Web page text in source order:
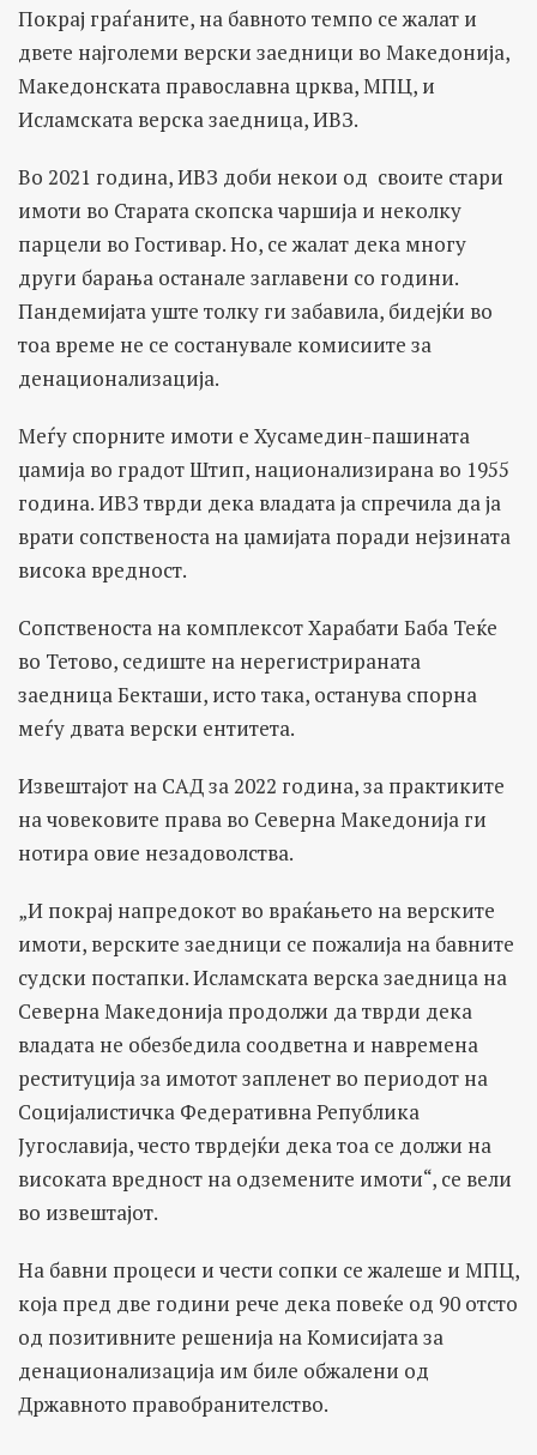
Покрај граѓаните, на бавното темпо се жалат и
двете најголеми верски заедници во Македонија,
Македонската православна црква, МПЦ, и
Исламската верска заедница, ИВЗ.
Во 2021 година, ИВЗ доби некои од своите стари
имоти во Старата скопска чаршија и неколку
парцели во Гостивар. Но, се жалат дека многу
други барања останале заглавени со години.
Пандемијата уште толку ги забавила, бидејќи во
тоа време не се состанувале комисиите за
денационализација.
Меѓу спорните имоти е Хусамедин-пашината
џамија во градот Штип, национализирана во 1955
година. ИВЗ тврди дека владата ја спречила да ја
врати сопственоста на џамијата поради нејзината
висока вредност.
Сопственоста на комплексот Харабати Баба Теќе
во Тетово, седиште на нерегистрираната
заедница Бекташи, исто така, останува спорна
меѓу двата верски ентитета.
Извештајот на САД за 2022 година, за практиките
на човековите права во Северна Македонија ги
нотира овие незадоволства.
„И покрај напредокот во враќањето на верските
имоти, верските заедници се пожалија на бавните
судски постапки. Исламската верска заедница на
Северна Македонија продолжи да тврди дека
владата не обезбедила соодветна и навремена
реституција за имотот запленет во периодот на
Социјалистичка Федеративна Република
Југославија, често тврдејќи дека тоа се должи на
високата вредност на одземените имоти“, се вели
во извештајот.
На бавни процеси и чести сопки се жалеше и МПЦ,
која пред две години рече дека повеќе од 90 отсто
од позитивните решенија на Комисијата за
денационализација им биле обжалени од
Државното правобранителство.